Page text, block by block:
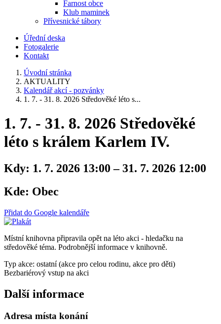
Farnost obce
Klub maminek
Přívesnické tábory
Úřední deska
Fotogalerie
Kontakt
Úvodní stránka
AKTUALITY
Kalendář akcí - pozvánky
1. 7. - 31. 8. 2026 Středověké léto s...
1. 7. - 31. 8. 2026 Středověké
léto s králem Karlem IV.
Kdy: 1. 7. 2026 13:00 – 31. 7. 2026 12:00
Kde: Obec
Přidat do Google kalendáře
Místní knihovna připravila opět na léto akci - hledačku na
středověké téma. Podrobnější informace v knihovně.
Typ akce: ostatní (akce pro celou rodinu, akce pro děti)
Bezbariérový vstup na akci
Další informace
Adresa místa konání